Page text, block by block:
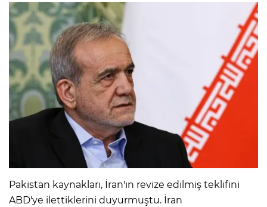
Pakistan kaynakları, İran'ın revize edilmiş teklifini
ABD'ye ilettiklerini duyurmuştu. İran